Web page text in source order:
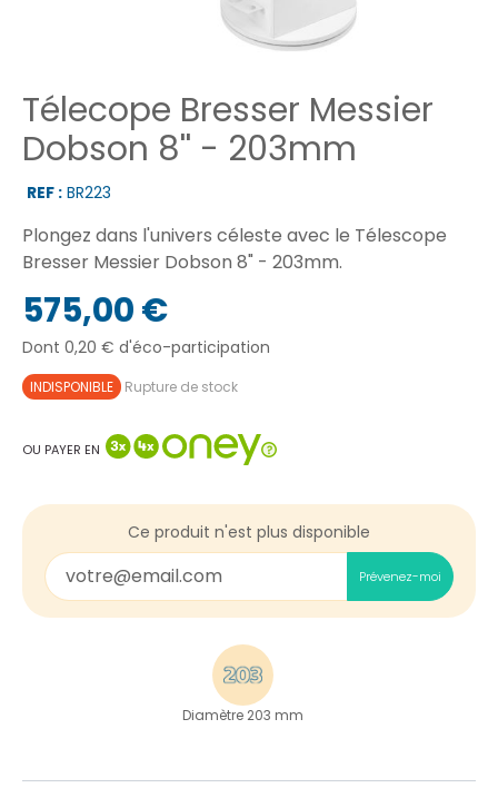
Télecope Bresser Messier
Dobson 8'' - 203mm
REF : BR223
Plongez dans l'univers céleste avec le Télescope
Bresser Messier Dobson 8" - 203mm.
575,00 €
Dont 0,20 € d'éco-participation
INDISPONIBLE Rupture de stock
OU PAYER EN
Ce produit n'est plus disponible
Prévenez-moi
Diamètre 203 mm